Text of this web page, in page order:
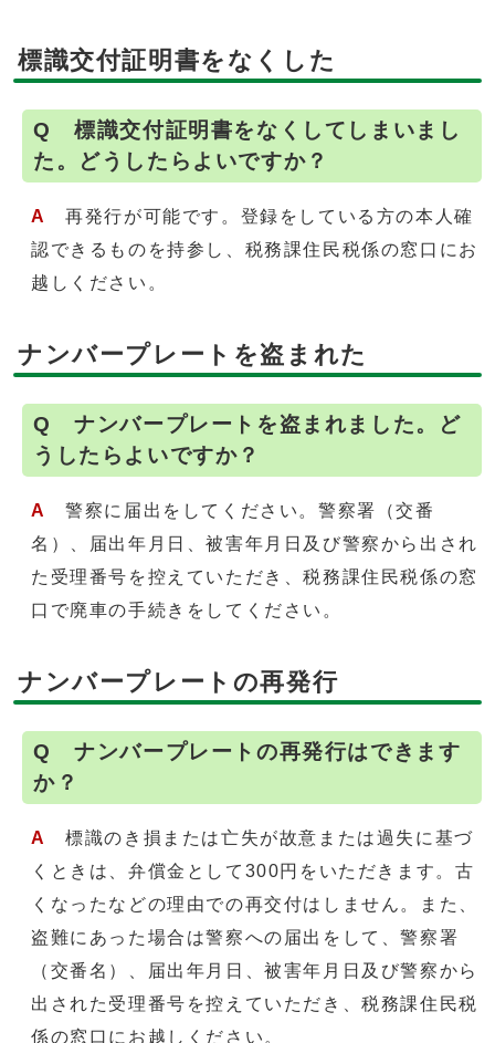
標識交付証明書をなくした
Q 標識交付証明書をなくしてしまいまし
た。どうしたらよいですか？
A
再発行が可能です。登録をしている方の本人確
認できるものを持参し、税務課住民税係の窓口にお
越しください。
ナンバープレートを盗まれた
Q ナンバープレートを盗まれました。ど
うしたらよいですか？
A
警察に届出をしてください。警察署（交番
名）、届出年月日、被害年月日及び警察から出され
た受理番号を控えていただき、税務課住民税係の窓
口で廃車の手続きをしてください。
ナンバープレートの再発行
Q ナンバープレートの再発行はできます
か？
A
標識のき損または亡失が故意または過失に基づ
くときは、弁償金として300円をいただきます。古
くなったなどの理由での再交付はしません。また、
盗難にあった場合は警察への届出をして、警察署
（交番名）、届出年月日、被害年月日及び警察から
出された受理番号を控えていただき、税務課住民税
係の窓口にお越しください。